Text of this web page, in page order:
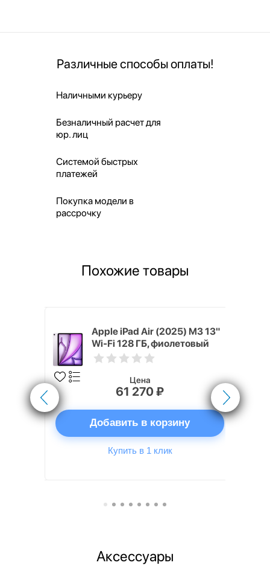
Различные способы оплаты!
Наличными курьеру
Безналичный расчет для
юр. лиц
Системой быстрых
платежей
Покупка модели в
рассрочку
Похожие товары
Apple iPad Air (2025) M3 13"
Wi-Fi 128 ГБ, фиолетовый
Цена
61 270 ₽
Добавить в корзину
Купить в 1 клик
Аксессуары